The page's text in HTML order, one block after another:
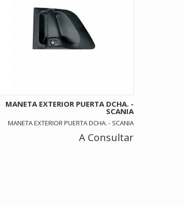
MANETA EXTERIOR PUERTA DCHA. -
SCANIA
MANETA EXTERIOR PUERTA DCHA. - SCANIA
A Consultar